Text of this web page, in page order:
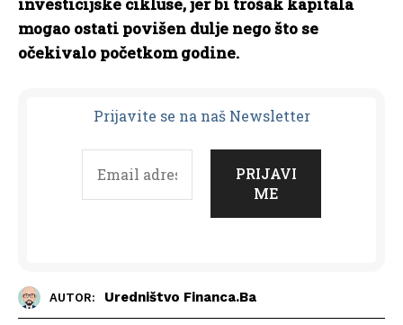
mogao ostati povišen dulje nego što se
očekivalo početkom godine.
Prijavite se na naš Newsletter
AUTOR: Uredništvo Financa.ba